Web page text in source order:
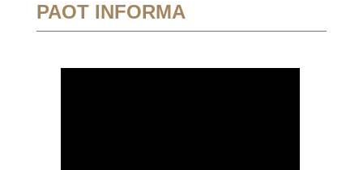
PAOT INFORMA